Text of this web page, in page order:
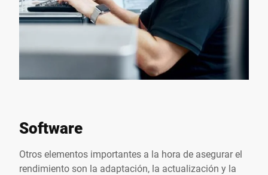
Software
Otros elementos importantes a la hora de asegurar el
rendimiento son la adaptación, la actualización y la